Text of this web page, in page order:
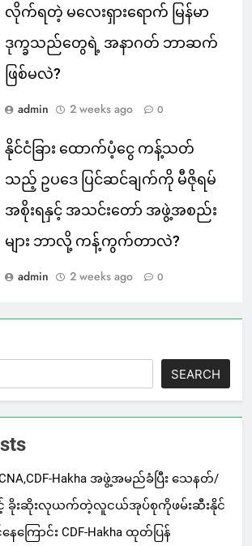
လိုက်ရတဲ့ မလေးရှားရောက် မြန်မာ
ဒုက္ခသည်တွေရဲ့ အနာဂတ် ဘာဆက်
ဖြစ်မလဲ?
admin 2 weeks ago 0
နိုင်ငံခြား ထောက်ပံ့ငွေ ကန့်သတ်
သည့် ဥပဒေ ပြင်ဆင်ချက်ကို မီဇိုရမ်
အစိုးရနှင့် အသင်းတော် အဖွဲ့အစည်း
များ ဘာလို့ ကန့်ကွက်တာလဲ?
admin 2 weeks ago 0
SEARCH
CNA,CDF-Hakha အဖွဲ့အမည်ခံပြီး သေနတ်/
ြင့် ခိုးဆိုးလုယက်တဲ့လူငယ်အုပ်စုကိုဖမ်းဆီးနိုင်
ကြောင်း CDF-Hakha ထုတ်ပြန်